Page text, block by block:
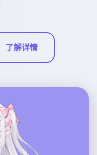
了解详情